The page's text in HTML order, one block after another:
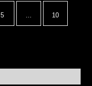
5 10